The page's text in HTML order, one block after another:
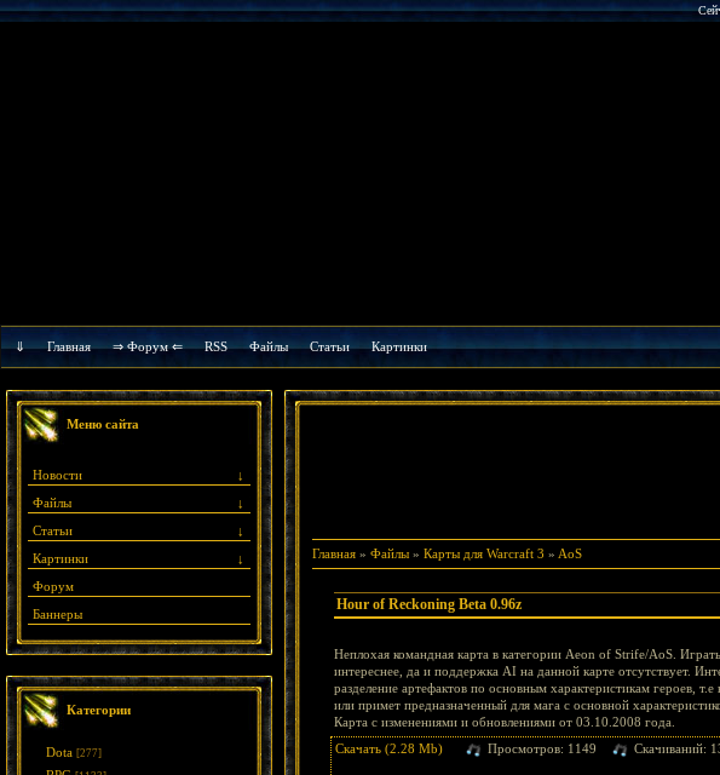
⇓ Главная ⇒ Форум ⇐ RSS Файлы Cтатьи Картинки
Меню сайта
↓
Новости
↓
Файлы
↓
Статьи
↓
Картинки
Форум
Баннеры
Категории
Dota [277]
Главная » Файлы » Карты для Warcraft 3 » AoS
Hour of Reckoning Beta 0.96z
Неплохая командная карта в категории Aeon of Strife/AoS.
интереснее, да и поддержка AI на данной карте отсутствует.
разделение артефактов по основным характеристикам героев,
или примет предназначенный для мага с основной
Карта с изменениями и обновлениями от 03.10.2008 года.
Скачать (2.28 Mb)
Просмотров: 1149 Скачиваний: